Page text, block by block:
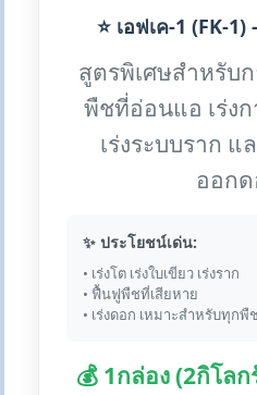
⭐ เอฟเค-1 (FK-
สูตรพิเศษสำหรับ
พืชที่อ่อนแอ เร่งก
เร่งระบบราก แ
ออก
✨ ประโยชน์เด่น:
• เร่งโต เร่งใบเขียว เร่งราก
• ฟื้นฟูพืชที่เสียหาย
• เร่งดอก เหมาะสำหรับทุกพืช
💰 1กล่อง (2กิโล